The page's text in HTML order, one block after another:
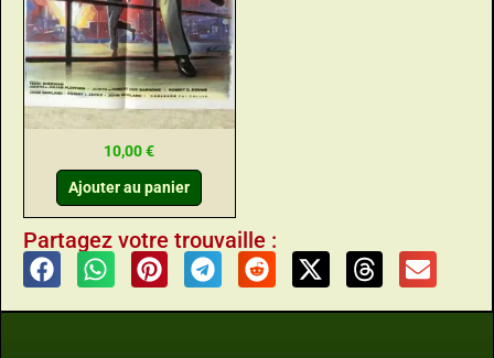
10,00€
Ajouter au panier
Partagez votre trouvaille :